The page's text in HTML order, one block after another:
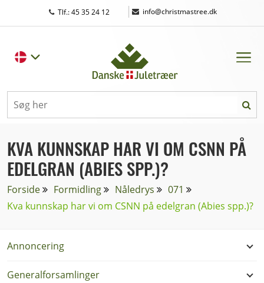
Tlf.: 45 35 24 12 | info@christmastree.dk
KVA KUNNSKAP HAR VI OM CSNN PÅ
EDELGRAN (ABIES SPP.)?
Forside Formidling Nåledrys
071
Kva kunnskap har vi om CSNN på edelgran (Abies spp.)?
Annoncering
Generalforsamlinger